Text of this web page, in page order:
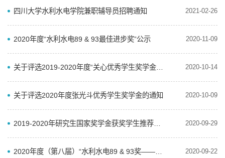
四川大学水利水电学院兼职辅导员招聘通知 2021-02-26
2020年度“水利水电89 & 93最佳进步奖”公示 2020-11-09
2020-10-14
关于评选2020年度张光斗优秀学生奖学金的通知 2020-10-09
2020-09-29
2020-09-22